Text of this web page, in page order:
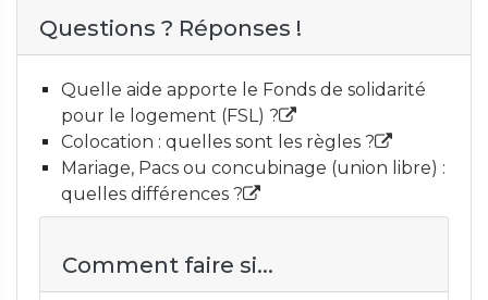
Questions ? Réponses !
Quelle aide apporte le Fonds de solidarité
pour le logement (FSL) ?
Colocation : quelles sont les règles ?
Mariage, Pacs ou concubinage (union libre) :
quelles différences ?
Comment faire si...